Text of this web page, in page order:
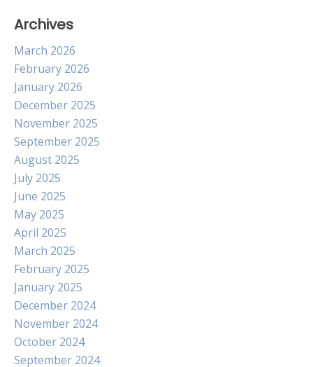
Archives
March 2026
February 2026
January 2026
December 2025
November 2025
September 2025
August 2025
July 2025
June 2025
May 2025
April 2025
March 2025
February 2025
January 2025
December 2024
November 2024
October 2024
September 2024